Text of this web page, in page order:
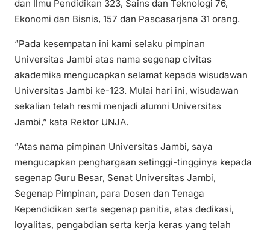
dan Ilmu Pendidikan 323, Sains dan Teknologi 76,
Ekonomi dan Bisnis, 157 dan Pascasarjana 31 orang.
“Pada kesempatan ini kami selaku pimpinan
Universitas Jambi atas nama segenap civitas
akademika mengucapkan selamat kepada wisudawan
Universitas Jambi ke-123. Mulai hari ini, wisudawan
sekalian telah resmi menjadi alumni Universitas
Jambi,” kata Rektor UNJA.
“Atas nama pimpinan Universitas Jambi, saya
mengucapkan penghargaan setinggi-tingginya kepada
segenap Guru Besar, Senat Universitas Jambi,
Segenap Pimpinan, para Dosen dan Tenaga
Kependidikan serta segenap panitia, atas dedikasi,
loyalitas, pengabdian serta kerja keras yang telah